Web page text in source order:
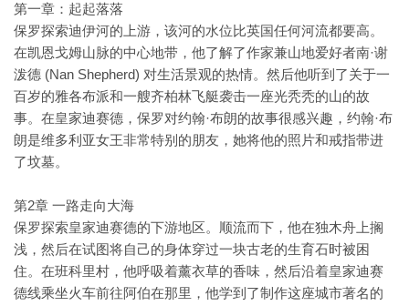
第一章：起起落落
保罗探索迪伊河的上游，该河的水位比英国任何河流都要高。
在凯恩戈姆山脉的中心地带，他了解了作家兼山地爱好者南·谢
泼德 (Nan Shepherd) 对生活景观的热情。然后他听到了关于一
百岁的雅各布派和一艘齐柏林飞艇袭击一座光秃秃的山的故
事。在皇家迪赛德，保罗对约翰·布朗的故事很感兴趣，约翰·布
朗是维多利亚女王非常特别的朋友，她将他的照片和戒指带进
了坟墓。
第2章 一路走向大海
保罗探索皇家迪赛德的下游地区。顺流而下，他在独木舟上搁
浅，然后在试图将自己的身体穿过一块古老的生育石时被困
住。在班科里村，他呼吸着薰衣草的香味，然后沿着皇家迪赛
德线乘坐火车前往阿伯在那里，他学到了制作这座城市著名的